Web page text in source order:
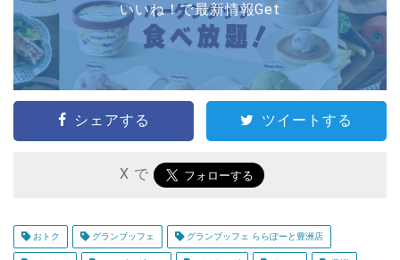
いいね！で最新情報Get
シェアする ツイートする
X で
おトク グランブッフェ グランブッフェ ららぽーと豊洲店